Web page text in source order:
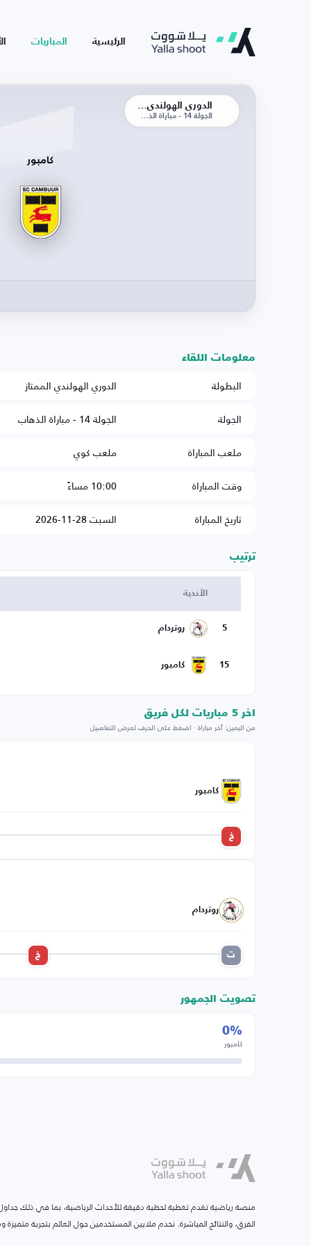
الرئيسية المباريات
الجولة 14 - مباراة الذهاب
كامبور
معلومات اللقاء
البطولة
الدوري الهولندي الممتاز
الجولة
الجولة 14 - مباراة الذهاب
ملعب المباراة
ملعب كوي
وقت المباراة
10:00 مساءً
تاريخ المباراة
السبت 28-11-2026
ترتيب
الأندية
5 روتردام
15 كامبور
اخر 5 مباريات لكل فريق
من اليمين: آخر مباراة · اضغط على الحرف لعرض التفاصيل
كامبور
خ
روتردام
ت خ
تصويت الجمهور
0%
كامبور
منصة رياضية تقدم تغطية لحظية دقيقة للأحداث الرياضية، بما في ذلك جداول
الفرق، والنتائج المباشرة. نخدم ملايين المستخدمين حول العالم بتجربة